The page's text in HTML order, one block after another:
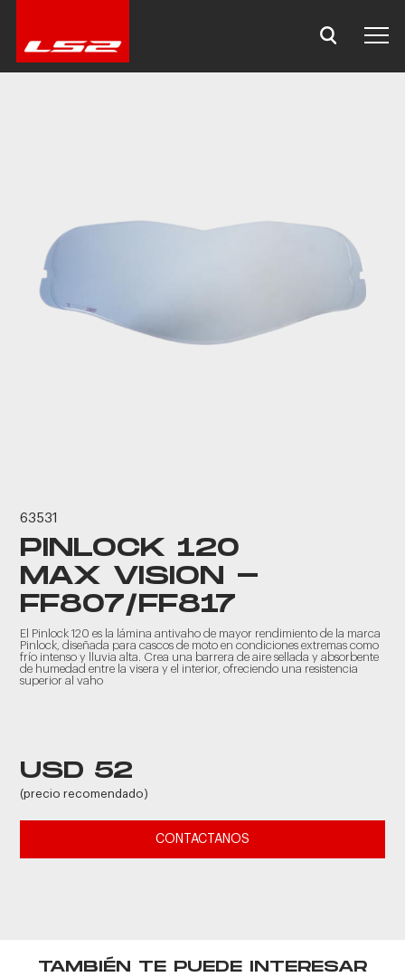
63531
PINLOCK 120
MAX VISION -
FF807/FF817
El Pinlock 120 es la lámina antivaho de mayor rendimiento de la marca
Pinlock, diseñada para cascos de moto en condiciones extremas como
frío intenso y lluvia alta. Crea una barrera de aire sellada y absorbente
de humedad entre la visera y el interior, ofreciendo una resistencia
superior al vaho
USD 52
(precio recomendado)
CONTACTANOS
TAMBIÉN TE PUEDE INTERESAR